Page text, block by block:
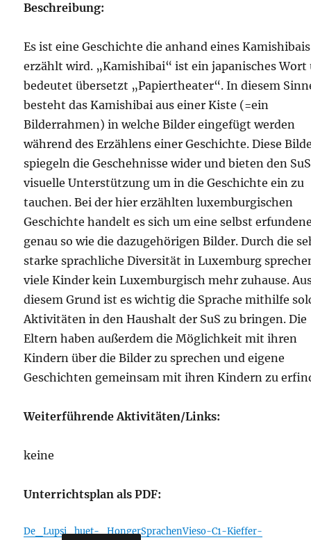
Beschreibung:
Es ist eine Geschichte die anhand eines Kamishibais
erzählt wird. „Kamishibai“ ist ein japanisches Wort
bedeutet übersetzt „Papiertheater“. In diesem
besteht das Kamishibai aus einer Kiste (=ein
Bilderrahmen) in welche Bilder eingefügt werden
während des Erzählens einer Geschichte. Diese
spiegeln die Geschehnisse wider und bieten den SuS
visuelle Unterstützung um in die Geschichte ein zu
tauchen. Bei der hier erzählten luxemburgischen
Geschichte handelt es sich um eine selbst
genau so wie die dazugehörigen Bilder. Durch die
starke sprachliche Diversität in Luxemburg
viele Kinder kein Luxemburgisch mehr zuhause.
diesem Grund ist es wichtig die Sprache mithilfe
Aktivitäten in den Haushalt der SuS zu bringen. Die
Eltern haben außerdem die Möglichkeit mit ihren
Kindern über die Bilder zu sprechen und eigene
Geschichten gemeinsam mit ihren Kindern zu
Weiterführende Aktivitäten/Links:
keine
Unterrichtsplan als PDF:
De_Lupsi_huet-_HongerSprachenVieso-C1-Kieffer-